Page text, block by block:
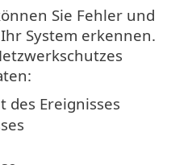
Sie Fehler und
System erkennen.
des Ereignisses